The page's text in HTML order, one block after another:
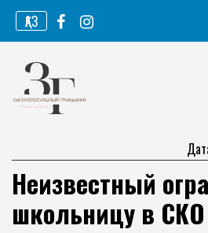
Перейти
содержимому
ҚАЗ
Неизвестный
школьницу в СКО